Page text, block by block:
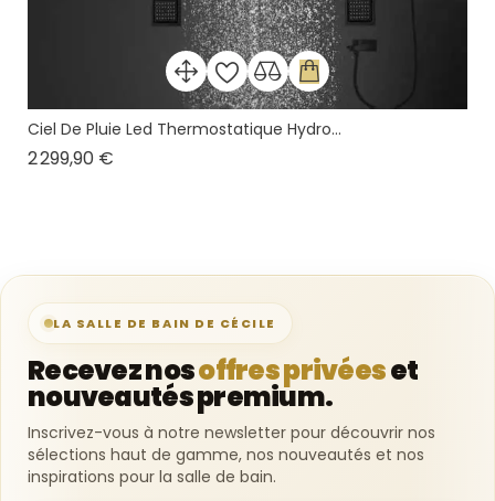
Ciel De Pluie Led Thermostatique Hydro...
2 299,90 €
LA SALLE DE BAIN DE CÉCILE
Recevez nosoffres privéeset
nouveautés premium.
Inscrivez-vous à notre newsletter pour découvrir nos
sélections haut de gamme, nos nouveautés et nos
inspirations pour la salle de bain.